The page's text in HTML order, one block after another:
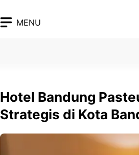
MENU
Hotel Bandung
Strategis di Kota